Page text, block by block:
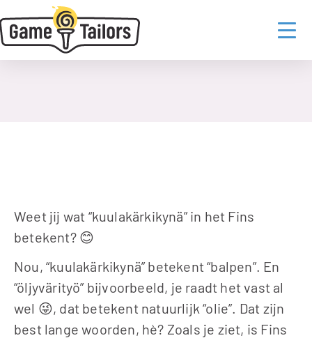
Weet jij wat “kuulakärkikynä” in het Fins
betekent? 😊
Nou, “kuulakärkikynä” betekent “balpen”. En
“öljyvärityö” bijvoorbeeld, je raadt het vast al
wel 😜, dat betekent natuurlijk “olie”. Dat zijn
best lange woorden, hè? Zoals je ziet, is Fins